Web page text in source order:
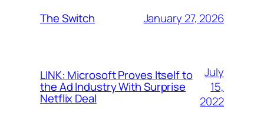
The Switch January 27, 2026
LINK: Microsoft Proves Itself to
the Ad Industry With Surprise
Netflix Deal
July
15,
2022